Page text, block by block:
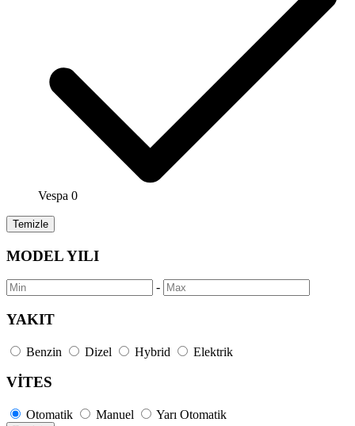
Vespa 0
Temizle
MODEL YILI
-
YAKIT
Benzin Dizel Hybrid Elektrik
VİTES
Otomatik Manuel Yarı Otomatik